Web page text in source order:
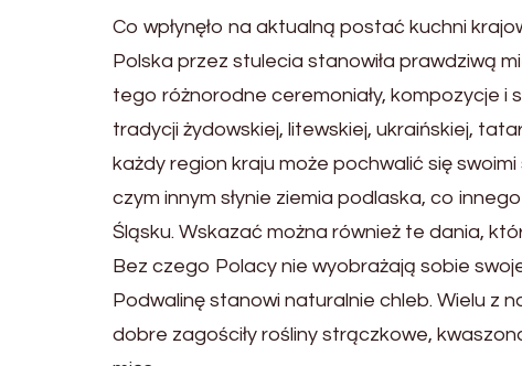
Co wpłynęło na aktualną postać kuchni
Polska przez stulecia stanowiła prawdziwą
tego różnorodne ceremoniały, kompozycje i
tradycji żydowskiej, litewskiej, ukraińskiej,
każdy region kraju może pochwalić się
czym innym słynie ziemia podlaska, co
Śląsku. Wskazać można również te dania,
Bez czego Polacy nie wyobrażają sobie
Podwalinę stanowi naturalnie chleb. Wielu z
dobre zagościły rośliny strączkowe,